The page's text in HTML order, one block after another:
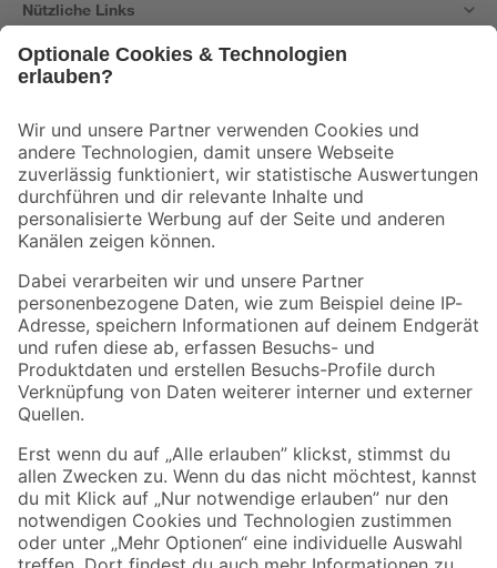
Nützliche Links
Der toom Newsletter: Keine Angebote und Aktionen mehr verpassen!
Zur Newsletter Anmeldung
Folge uns
Zahlungsarten Versandarten
Sicher einkaufen
Jetzt die toom-App herunterladen